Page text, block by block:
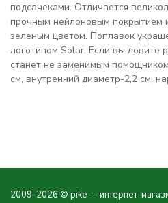
подсачеками. Отличается
прочным нейлоновым покрытием
зеленым цветом. Поплавок
логотипом Solar. Если вы ловите
станет не заменимым
см, внутренний диаметр-2,2 см,
2009-2026 © pike — интернет-